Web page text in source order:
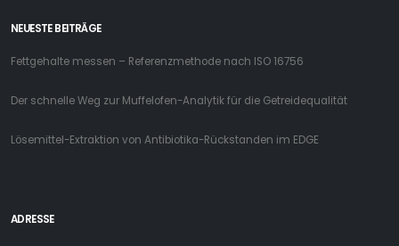
NEUESTE BEITRÄGE
Fettgehalte messen – Referenzmethode nach ISO 16756
Der schnelle Weg zur Muffelofen-Analytik für die Getreidequalität
Lösemittel-Extraktion von Antibiotika-Rückstanden im EDGE
ADRESSE